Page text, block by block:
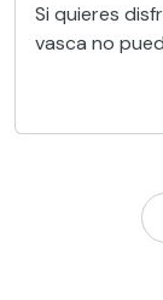
Si quieres
vasca no
de los caldos
Euskadi de
alguna
encontrarás